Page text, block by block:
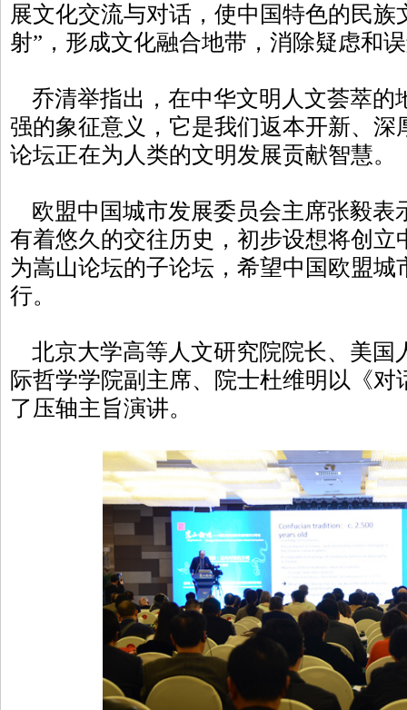
展文化交流与对话，使中国特色的民族
射”，形成文化融合地带，消除疑虑和
乔清举指出，在中华文明人文荟萃的
强的象征意义，它是我们返本开新、深
论坛正在为人类的文明发展贡献智慧。
欧盟中国城市发展委员会主席张毅表
有着悠久的交往历史，初步设想将创立
为嵩山论坛的子论坛，希望中国欧盟
行。
北京大学高等人文研究院院长、美国
际哲学学院副主席、院士杜维明以《
了压轴主旨演讲。